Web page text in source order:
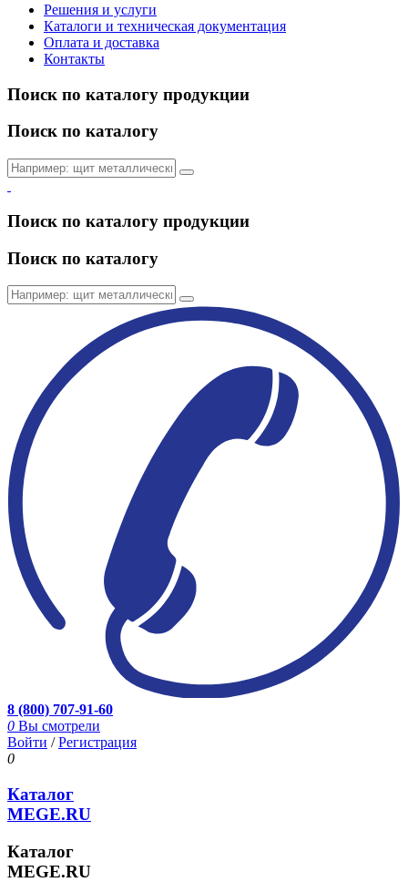
Решения и услуги
Каталоги и техническая документация
Оплата и доставка
Контакты
Поиск по каталогу продукции
Поиск по каталогу
Поиск по каталогу продукции
Поиск по каталогу
8 (800) 707-91-60
0 Вы смотрели
Войти /Регистрация
0
Каталог
MEGE.RU
Каталог
MEGE.RU